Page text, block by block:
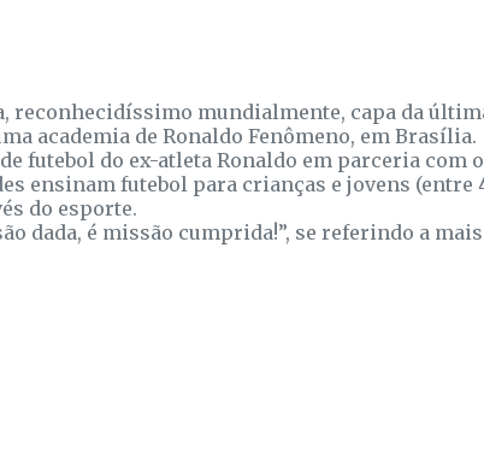
reconhecidíssimo mundialmente, capa da
academia de Ronaldo Fenômeno, em Brasília.
futebol do ex-atleta Ronaldo em parceria com o
ensinam futebol para crianças e jovens (entre
do esporte.
dada, é missão cumprida!”, se referindo a